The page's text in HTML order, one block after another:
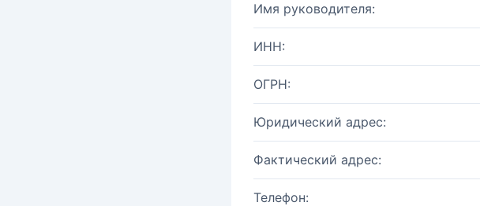
Имя руководителя:
ИНН:
ОГРН:
Юридический адрес:
Фактический адрес:
Телефон: